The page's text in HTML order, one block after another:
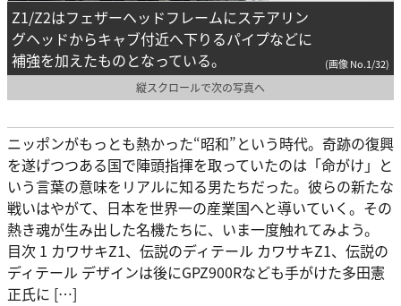
Z1/Z2はフェザーヘッドフレームにステアリン
グヘッドからキャブ付近へ下りるパイプなどに
補強を加えたものとなっている。
(画像 No.1/32)
縦スクロールで次の写真へ
ニッポンがもっとも熱かった“昭和”という時代。奇跡の復興
を遂げつつある国で陣頭指揮を取っていたのは「命がけ」と
いう言葉の意味をリアルに知る男たちだった。彼らの新たな
戦いはやがて、日本を世界一の産業国へと導いていく。その
熱き魂が生み出した名機たちに、いま一度触れてみよう。
目次 1 カワサキZ1、伝説のディテール カワサキZ1、伝説の
ディテール デザインは後にGPZ900Rなども手がけた多田憲
正氏に […]